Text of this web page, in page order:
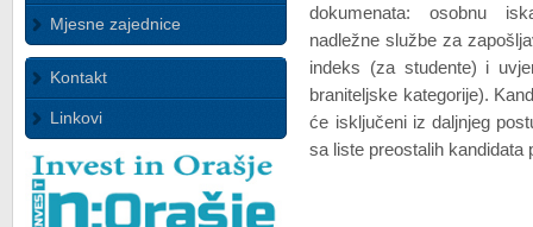
Mjesne zajednice
Kontakt
Linkovi
dokumenata: osobnu
nadležne službe za
indeks (za studente) i
braniteljske kategorije).
će isključeni iz daljnjeg
sa liste preostalih